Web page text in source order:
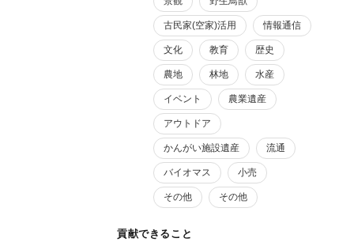
古民家(空家)活用 情報通信
文化 教育 歴史
農地 林地 水産
イベント 農業遺産
アウトドア
かんがい施設遺産 流通
バイオマス 小売
その他 その他
貢献できること